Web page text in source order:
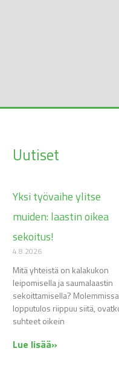
Uutiset
Yksi työvaihe ylitse
muiden: laastin oikea
sekoitus!
4.8.2026
Mitä yhteistä on kalakukon
leipomisella ja saumalaastin
sekoittamisella? Molemmissa
lopputulos riippuu siitä,
suhteet oikein
Lue lisää»